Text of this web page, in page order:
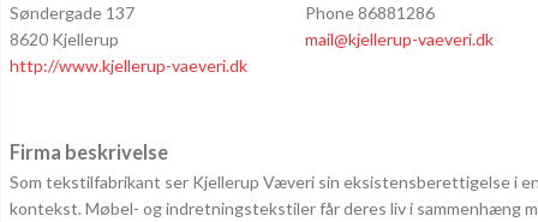
Søndergade 137
8620 Kjellerup
http://www.kjellerup-vaeveri.dk
Phone 86881286
mail@kjellerup-vaeveri.dk
Firma beskrivelse
Som tekstilfabrikant ser Kjellerup Væveri sin eksistensberettigelse i
kontekst. Møbel- og indretningstekstiler får deres liv i sammenhæng